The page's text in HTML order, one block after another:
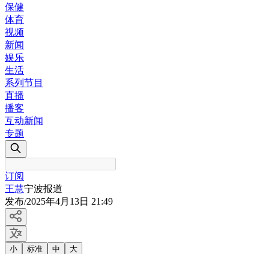
保健
体育
视频
新闻
娱乐
生活
系列节目
直播
播客
互动新闻
专题
订阅
王慧宁波报道
发布/2025年4月13日 21:49
小 标准 中 大